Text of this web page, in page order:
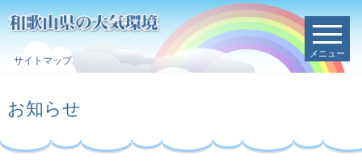
サイトマップ
メニュー
お知らせ